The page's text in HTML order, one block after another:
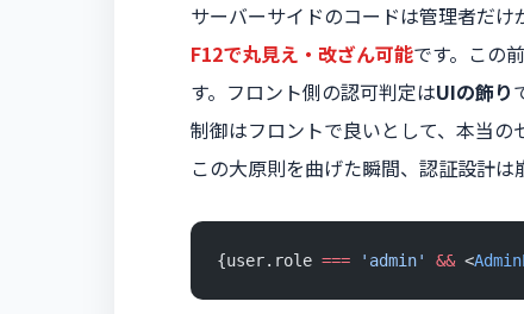
サーバーサイドのコードは管理者だ
F12で丸見え・改ざん可能です。この
す。フロント側の認可判定はUIの飾り
制御はフロントで良いとして、本当
この大原則を曲げた瞬間、認証設計は
{user.role === 'admin' && <